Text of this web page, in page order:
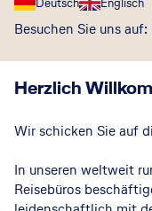
Besuchen Sie uns auf:
Herzlich
Wir schicken Sie auf
In unseren weltweit
Reisebüros